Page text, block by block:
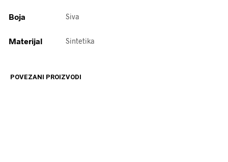
Boja Siva
Materijal Sintetika
POVEZANI PROIZVODI